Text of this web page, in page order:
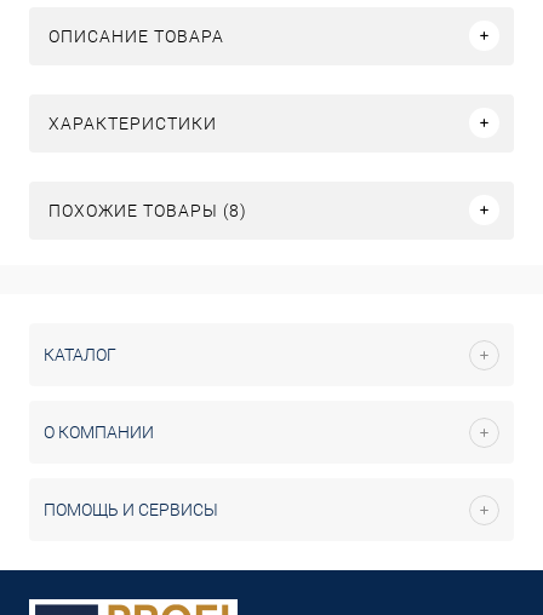
ОПИСАНИЕ ТОВАРА
ХАРАКТЕРИСТИКИ
ПОХОЖИЕ ТОВАРЫ (8)
КАТАЛОГ
О КОМПАНИИ
ПОМОЩЬ И СЕРВИСЫ